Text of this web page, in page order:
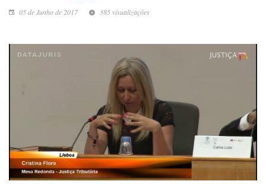
05 de Junho de 2017 385 visualizações